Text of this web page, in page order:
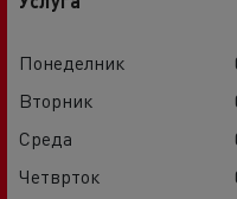
Понеделник
Вторник
Среда
Четврток